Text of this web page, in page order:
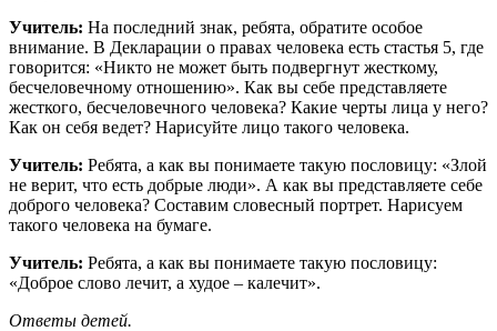
Учитель: На последний знак, ребята, обратите особое
внимание. В Декларации о правах человека есть стастья 5, где
говорится: «Никто не может быть подвергнут жесткому,
бесчеловечному отношению». Как вы себе представляете
жесткого, бесчеловечного человека? Какие черты лица у него?
Как он себя ведет? Нарисуйте лицо такого человека.
Учитель: Ребята, а как вы понимаете такую пословицу: «Злой
не верит, что есть добрые люди». А как вы представляете себе
доброго человека? Составим словесный портрет. Нарисуем
такого человека на бумаге.
Учитель: Ребята, а как вы понимаете такую пословицу:
«Доброе слово лечит, а худое – калечит».
Ответы детей.